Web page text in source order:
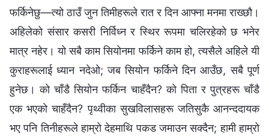
फर्किनेछु—त्यो ठाउँ जुन तिमीहरूले रात र दिन आफ्ना मनमा राख्छौ।
अहिलेको संसार कसरी निर्विध्न र स्थिर रूपमा चलिरहेको छ भनेर
मात्र नहेर। यो सबै काम सियोनमा फर्किने काम हो, त्यसैले अहिले यी
कुराहरूलाई ध्यान नदेओ; जब सियोन फर्किने दिन आउँछ, सबै पूर्ण
हुनेछ। को चाँडै सियोन फर्किन चाहँदैन? को पिता र पुत्रहरू चाँडै
एक भएको चाहँदैन? पृथ्वीका सुखविलासहरू जतिसुकै आनन्ददायक
भए पनि तिनीहरूले हाम्रो देहमाथि पकड जमाउन सक्दैन; हामी हाम्रो